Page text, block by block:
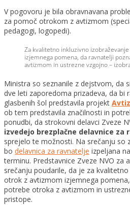
V pogovoru je bila obravnavana
za pomoč otrokom z avtizmom
pedagogi, logopedi).
Za kvalitetno inkluzivno
izjemnega pomena, da ravnatelji
avtizmom in ustrezne vzgojno –
Ministra so seznanile z dejstvom, da
dve leti zaporedoma prizadeva, da bi
glasbenih šol predstavila projekt
ob tem predstavila značilnosti in
ponudbi, da strokovni delavci Zveze
izvedejo brezplačne delavnice za
sprejelo te možnosti. Na srečanju so
bo delavnica za ravnatelje izpeljana
terminu. Predstavnice Zveze NVO za
srečanju poudarile, da je za
otrok z avtizmom izjemnega
potrebe otroka z avtizmom in
pristope.